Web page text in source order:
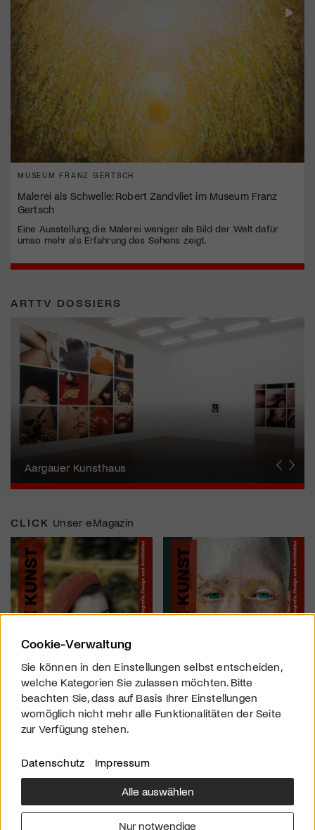
MUSEUM FRANZ GERTSCH
Malerei als Schwelle: Robert Zandvliet im Museum Franz
Gertsch
Eine Ausstellung, die Malerei weniger als Bild der Welt dafür
umso mehr als Erfahrung des Sehens zeigt.
ARTTV DOSSIERS
Künstlerin
Aargauer Kunsthaus
Gewerbemuseum Winterthur
Liste Art Fair Basel
Bündner Kunstmuseum
Künstler:innen Portraits
Junge Schweizer Kunst
Vögele Kultur Zentrum
Nidwaldner Museum
Haus für Kunst Uri
CLICK Unser eMagazin
Über uns
Downloads
Werben
Impressum
Cookie-Verwaltung
Sie können in den Einstellungen selbst entscheiden,
welche Kategorien Sie zulassen möchten. Bitte
beachten Sie, dass auf Basis Ihrer Einstellungen
womöglich nicht mehr alle Funktionalitäten der Seite
zur Verfügung stehen.
Datenschutz Impressum
Alle auswählen
Nur notwendige